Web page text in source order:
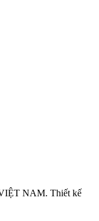
NAM. Thiết kế